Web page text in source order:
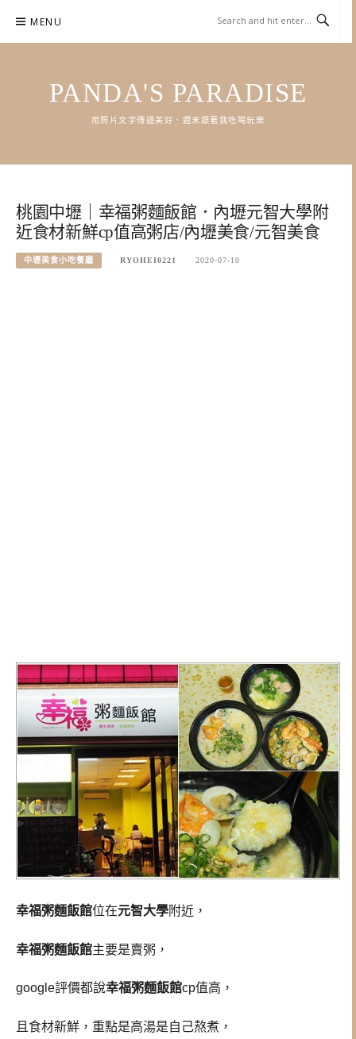
content
MENU
PANDA'S PARADISE
用照片文字傳遞美好．週末跟著我吃喝玩樂
桃園中壢｜幸福粥麵飯館．內壢元智大學附
近食材新鮮cp值高粥店/內壢美食/元智美食
中壢美食小吃餐廳 RYOHEI0221 2020-07-10
幸福粥麵飯館位在元智大學附近，
幸福粥麵飯館主要是賣粥，
google評價都說幸福粥麵飯館cp值高，
且食材新鮮，重點是高湯是自己熬煮，